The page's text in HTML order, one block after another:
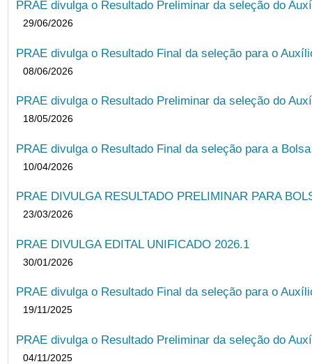
PRAE divulga o Resultado Preliminar da seleção do
29/06/2026
PRAE divulga o Resultado Final da seleção para o
08/06/2026
PRAE divulga o Resultado Preliminar da seleção do
18/05/2026
PRAE divulga o Resultado Final da seleção para a
10/04/2026
PRAE DIVULGA RESULTADO PRELIMINAR PARA
23/03/2026
PRAE DIVULGA EDITAL UNIFICADO 2026.1
30/01/2026
PRAE divulga o Resultado Final da seleção para o
19/11/2025
PRAE divulga o Resultado Preliminar da seleção do
04/11/2025